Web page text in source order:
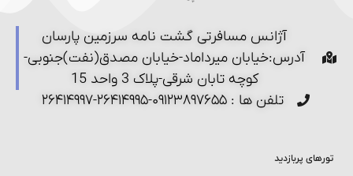
آژانس مسافرتی گشت نامه سرزمین پارسان
آدرس:خیابان میرداماد-خیابان مصدق(نفت)جنوبی-
کوچه تابان شرقی-پلاک 3 واحد 15
تلفن ها : ۰۹۱۲۳۸۹۷۶۵۵-۲۶۴۱۴۹۹۵-۲۶۴۱۴۹۹۷
تورهای پربازدید